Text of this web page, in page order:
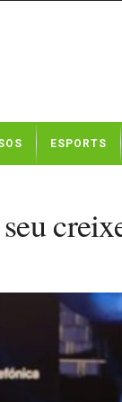
ESPORTS